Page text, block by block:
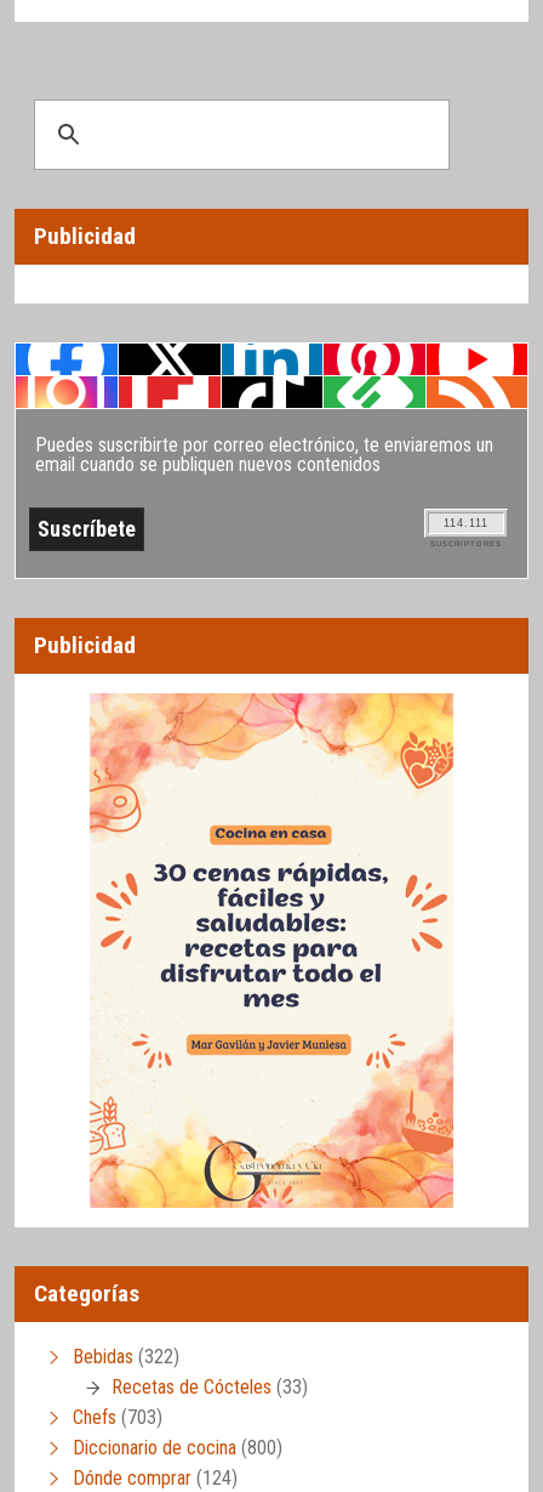
Publicidad
Puedes suscribirte por correo electrónico, te enviaremos un
email cuando se publiquen nuevos contenidos
114.111
SUSCRIPTORES
Publicidad
Categorías
Bebidas (322)
Recetas de Cócteles (33)
Chefs (703)
Diccionario de cocina (800)
Dónde comprar (124)